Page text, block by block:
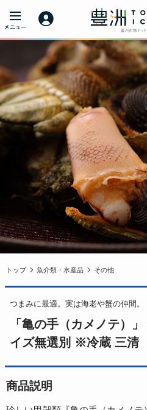
トップ 魚介類・水産品 その他
つまみに最適。実は海老や蟹の仲間。
「亀の手（カメノテ）
イズ無選別 ※冷蔵 三清
商品説明